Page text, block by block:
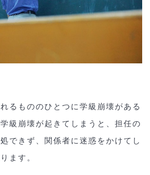
るもののひとつに学級崩壊がある
級崩壊が起きてしまうと、担任の
できず、関係者に迷惑をかけてし
ます。